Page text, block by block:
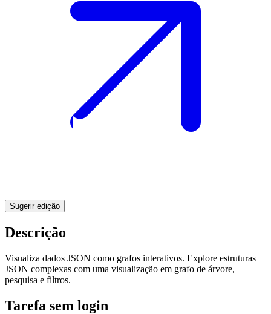
Sugerir edição
Descrição
Visualiza dados JSON como grafos interativos. Explore estruturas
JSON complexas com uma visualização em grafo de árvore,
pesquisa e filtros.
Tarefa sem login